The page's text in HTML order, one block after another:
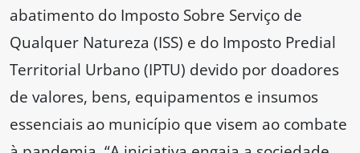
abatimento do Imposto Sobre Serviço de
Qualquer Natureza (ISS) e do Imposto Predial
Territorial Urbano (IPTU) devido por doadores
de valores, bens, equipamentos e insumos
essenciais ao município que visem ao combate